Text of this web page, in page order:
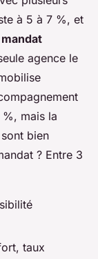
à 5 à 7 %, et
mandat
agence le
mais la
bien
? Entre 3
taux